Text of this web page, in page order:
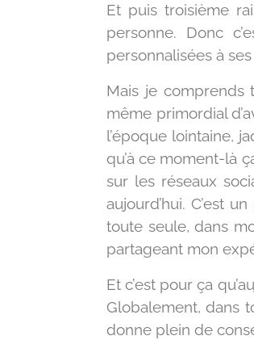
Et puis troisième
personne. Donc
personnalisées à
Mais je comprends
même primordial
l’époque lointaine,
qu’à ce moment-là
sur les réseaux
aujourd’hui. C’est
toute seule, dans
partageant mon
Et c’est pour ça
Globalement, dans
donne plein de